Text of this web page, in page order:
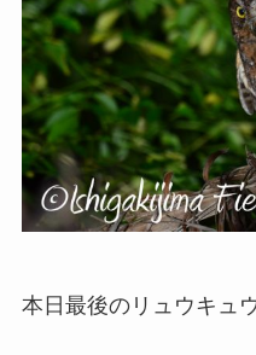
本日最後のリュウキュ